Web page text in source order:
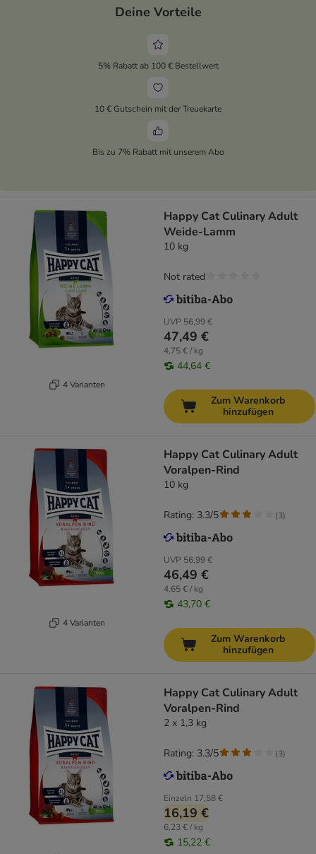
Deine Vorteile
5% Rabatt ab 100 € Bestellwert
10 € Gutschein mit der Treuekarte
Bis zu 7% Rabatt mit unserem Abo
4 Varianten
Happy Cat Culinary Adult
Weide-Lamm
10 kg
UVP 56,99 €
47,49 €
4,75 € / kg
44,64 €
Not rated
Zum Warenkorb
hinzufügen
4 Varianten
Happy Cat Culinary Adult
Voralpen-Rind
10 kg
UVP 56,99 €
46,49 €
4,65 € / kg
43,70 €
Rating: 3.3/5 (3)
Zum Warenkorb
hinzufügen
Happy Cat Culinary Adult
Voralpen-Rind
2 x 1,3 kg
Einzeln 17,58 €
16,19 €
6,23 € / kg
15,22 €
Rating: 3.3/5 (3)